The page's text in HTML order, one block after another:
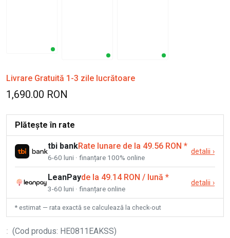
Livrare Gratuită 1-3 zile lucrătoare
1,690.00 RON
Plătește în rate
tbi bankRate lunare de la 49.56 RON *
6-60 luni · finanțare 100% online
detalii ›
LeanPayde la 49.14 RON / lună *
3-60 luni · finanțare online
detalii ›
* estimat — rata exactă se calculează la check-out
: (Cod produs: HE0811EAKSS)